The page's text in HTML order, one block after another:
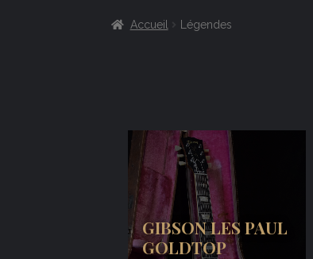
Accueil Légendes
GIBSON LES PAUL
GOLDTOP